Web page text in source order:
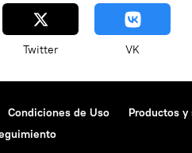
Twitter VK
Condiciones de Uso Productos